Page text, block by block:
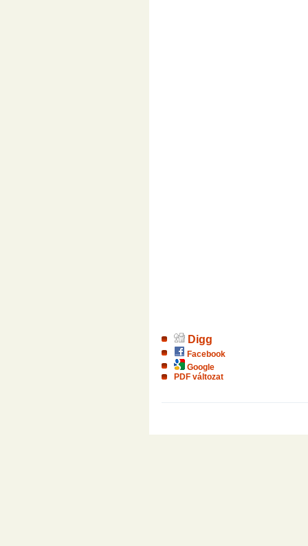
Digg
Facebook
Google
PDF változat